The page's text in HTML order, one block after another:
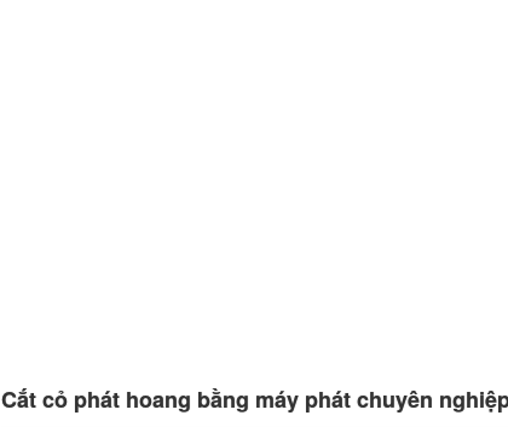
Cắt cỏ phát hoang bằng máy phát chuyên